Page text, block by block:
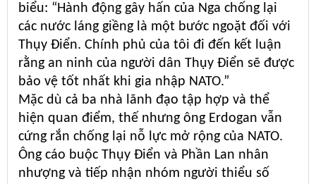
biểu: “Hành động gây hấn của Nga chống lại
các nước láng giềng là một bước ngoặt đối với
Thụy Điển. Chính phủ của tôi đi đến kết luận
rằng an ninh của người dân Thụy Điển sẽ được
bảo vệ tốt nhất khi gia nhập NATO.”
Mặc dù cả ba nhà lãnh đạo tập hợp và thể
hiện quan điểm, thế nhưng ông Erdogan vẫn
cứng rắn chống lại nỗ lực mở rộng của NATO.
Ông cáo buộc Thụy Điển và Phần Lan nhân
nhượng và tiếp nhận nhóm người thiểu số